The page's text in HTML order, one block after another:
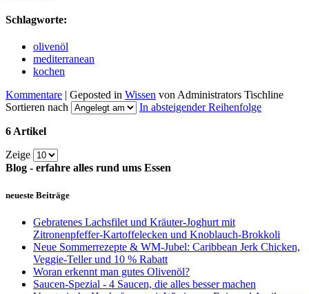
Schlagworte:
olivenöl
mediterranean
kochen
Kommentare | Geposted in Wissen von Administrators Tischline
Sortieren nach
In absteigender Reihenfolge
6 Artikel
Zeige
Blog - erfahre alles rund ums Essen
neueste Beiträge
Gebratenes Lachsfilet und Kräuter-Joghurt mit
Zitronenpfeffer-Kartoffelecken und Knoblauch-Brokkoli
Neue Sommerrezepte & WM-Jubel: Caribbean Jerk Chicken,
Veggie-Teller und 10 % Rabatt
Woran erkennt man gutes Olivenöl?
Saucen-Spezial - 4 Saucen, die alles besser machen